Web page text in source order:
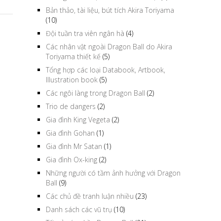
Bản thảo, tài liệu, bút tích Akira Toriyama
(10)
Đội tuần tra viên ngân hà (4)
Các nhân vật ngoài Dragon Ball do Akira
Toriyama thiết kế (5)
Tổng hợp các loại Databook, Artbook,
Illustration book (5)
Các ngôi làng trong Dragon Ball (2)
Trio de dangers (2)
Gia đình King Vegeta (2)
Gia đình Gohan (1)
Gia đình Mr Satan (1)
Gia đình Ox-king (2)
Những người có tầm ảnh hưởng với Dragon
Ball (9)
Các chủ đề tranh luận nhiều (23)
Danh sách các vũ trụ (10)